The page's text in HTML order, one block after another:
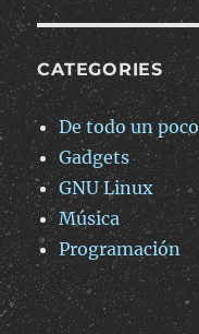
CATEGORIES
De todo un poco
Gadgets
GNU Linux
Música
Programación